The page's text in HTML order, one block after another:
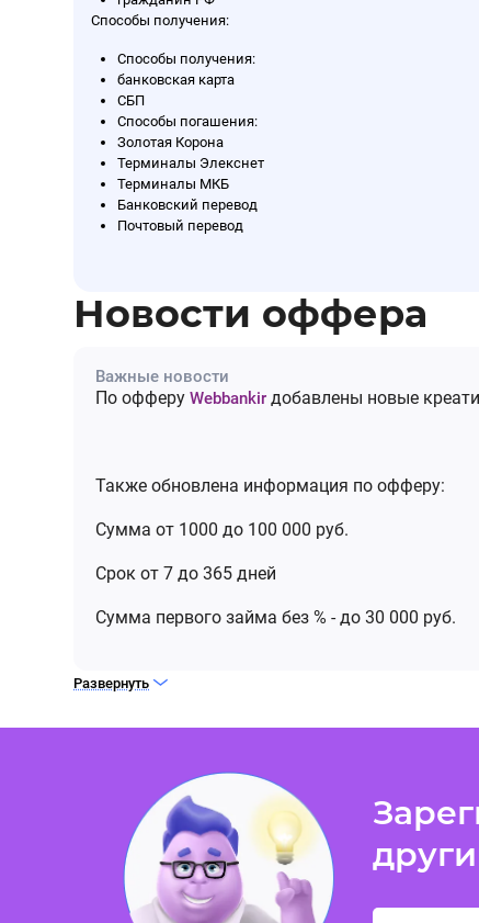
Способы получения:
Способы получения:
банковская карта
СБП
Способы погашения:
Золотая Корона
Терминалы Элекснет
Терминалы МКБ
Банковский перевод
Почтовый перевод
Новости оффера
Важные новости
По офферу Webbankir добавлены новые
Также обновлена информация по офферу:
Cумма от 1000 до 100 000 руб.
Cрок от 7 до 365 дней
Cумма первого займа без % - до 30 000 руб.
Развернуть